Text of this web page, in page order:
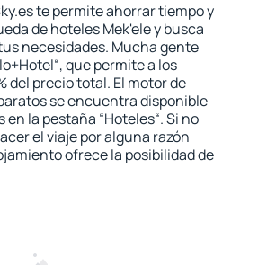
te permite ahorrar tiempo y
de hoteles Mek'ele y busca
necesidades. Mucha gente
que permite a los
del precio total. El motor de
se encuentra disponible
la pestaña “Hoteles“. Si no
el viaje por alguna razón
ofrece la posibilidad de